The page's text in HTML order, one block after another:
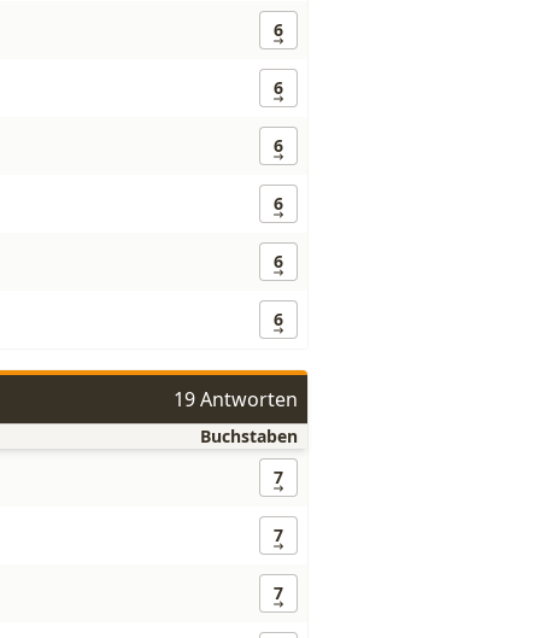
6
6
6
6
6
6
19 Antworten
Buchstaben
7
7
7